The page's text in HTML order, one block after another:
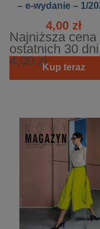
– e-wydanie – 1/
4,00 zł
Najniższa cena
ostatnich 30
4,00 złKup teraz